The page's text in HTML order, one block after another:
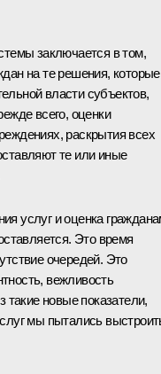
заключается в том,
на те решения, которые
власти субъектов,
всего, оценки
раскрытия всех
те или иные
услуг и оценка
Это время
очередей. Это
вежливость
такие новые показатели,
мы пытались